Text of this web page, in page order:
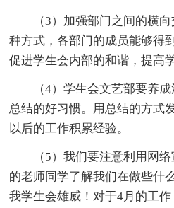
（3）加强部门之间的横向
种方式，各部门的成员能够得
促进学生会内部的和谐，提高
（4）学生会文艺部要养成
总结的好习惯。用总结的方式
以后的工作积累经验。
（5）我们要注意利用网络
的老师同学了解我们在做些什
我学生会雄威！对于4月的工